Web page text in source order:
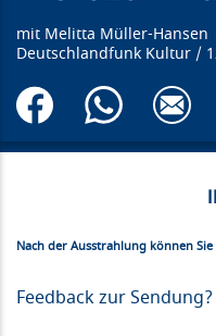
Melitta Müller-Hansen
Deutschlandfunk Kultur
Nach der Ausstrahlung können
Feedback zur Sendung?